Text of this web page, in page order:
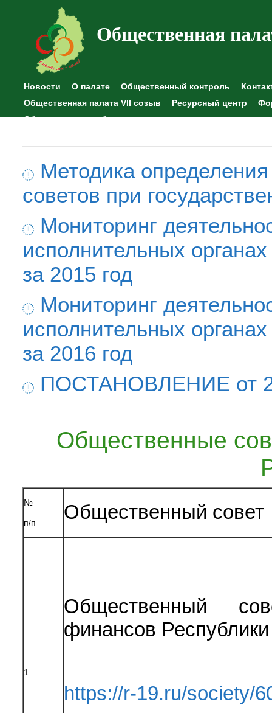
Общественная
Новости О палате Общественный контроль
Общественная палата VII созыв
Ресурсный центр
Общественные наблюдения
Методика
советов при
Мониторинг
исполнительных
за 2015 год
Мониторинг
исполнительных
за 2016 год
ПОСТАНОВЛЕНИЕ от
Общественные
№
п/п Общественный совет
1.
Общественный
финансов
https://r-19.ru/society/